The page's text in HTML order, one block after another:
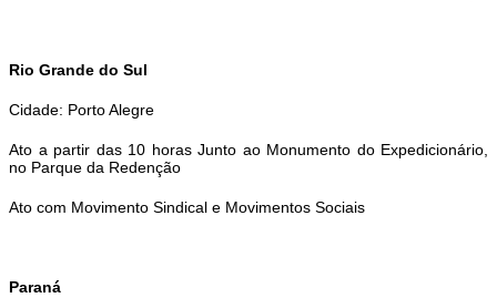
Rio Grande do Sul
Cidade: Porto Alegre
Ato a partir das 10 horas Junto ao Monumento do Expedicionário,
no Parque da Redenção
Ato com Movimento Sindical e Movimentos Sociais
Paraná